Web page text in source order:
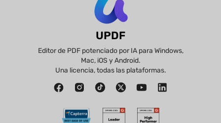
UPDF
Editor de PDF potenciado por IA para Windows,
Mac, iOS y Android.
Una licencia, todas las plataformas.